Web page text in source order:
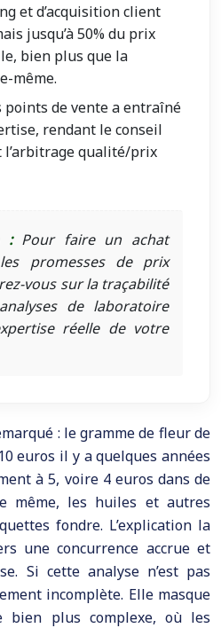
et d’acquisition client
jusqu’à 50% du prix
bien plus que la
même.
de vente a entraîné
rendant le conseil
qualité/prix
:Pour faire un achat
promesses de prix
vous sur la traçabilité
de laboratoire
réelle de votre
: le gramme de fleur de
euros il y a quelques années
à 5, voire 4 euros dans de
même, les huiles et autres
fondre. L’explication la
une concurrence accrue et
Si cette analyse n’est pas
incomplète. Elle masque
bien plus complexe, où les